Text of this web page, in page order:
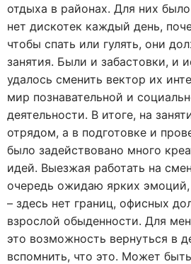
отдыха в районах. Для них
нет дискотек каждый день,
чтобы спать или гулять, они
занятия. Были и забастовки, и
удалось сменить вектор их
мир познавательной и
деятельности. В итоге, на
отрядом, а в подготовке и
было задействовано много
идей. Выезжая работать на
очередь ожидаю ярких
– здесь нет границ, офисных
взрослой обыденности. Для
это возможность вернуться в
вспомнить, что это. Может